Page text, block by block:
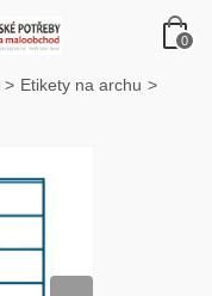
0
> Etikety na archu >